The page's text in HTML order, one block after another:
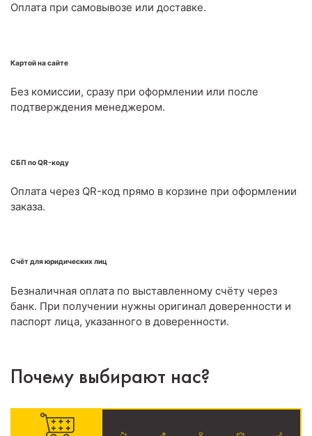
Оплата при самовывозе или доставке.
Картой на сайте
Без комиссии, сразу при оформлении или после
подтверждения менеджером.
СБП по QR-коду
Оплата через QR-код прямо в корзине при оформлении
заказа.
Счёт для юридических лиц
Безналичная оплата по выставленному счёту через
банк. При получении нужны оригинал доверенности и
паспорт лица, указанного в доверенности.
Почему выбирают нас?